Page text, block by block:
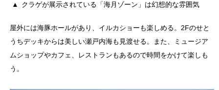
クラゲが展示されている「海月ゾーン」は幻想的な雰囲気
屋外には海豚ホールがあり、イルカショーも楽しめる。2Fのせと
うちデッキからは美しい瀬戸内海も見渡せる。また、ミュージア
ムショップやカフェ、レストランもあるので時間をかけて楽しも
う。